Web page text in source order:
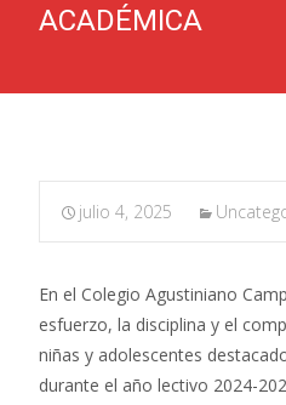
ACADÉMICA
julio 4, 2025
En el Colegio Agustiniano
esfuerzo, la disciplina y el
niñas y adolescentes
durante el año lectivo 2024-